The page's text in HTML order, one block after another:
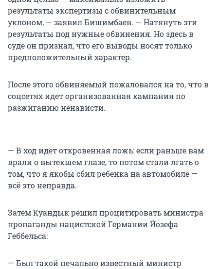
результаты экспертизы с обвинительным
уклоном, — заявил Бишимбаев. — Натянуть эти
результаты под нужные обвинения. Но здесь в
суде он признал, что его выводы носят только
предположительный характер.
После этого обвиняемый пожаловался на то, что в
соцсетях идет организованная кампания по
разжиганию ненависти.
— В ход идет откровенная ложь: если раньше вам
врали о вытекшем глазе, то потом стали лгать о
том, что я якобы сбил ребенка на автомобиле —
всё это неправда.
Затем Куандык решил процитировать министра
пропаганды нацистской Германии Йозефа
Геббельса:
— Был такой печально известный министр